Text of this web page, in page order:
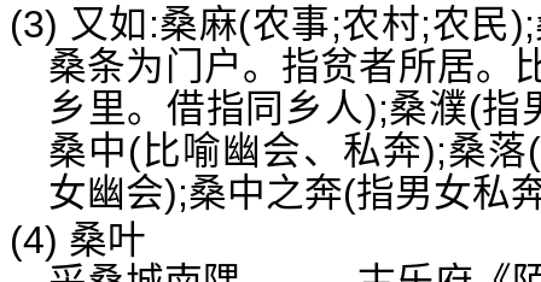
(3) 又如:桑麻(农事;农村;农民
桑条为门户。指贫者所居。
乡里。借指同乡人);桑濮(
桑中(比喻幽会、私奔);桑
女幽会);桑中之奔(指男女私
(4) 桑叶